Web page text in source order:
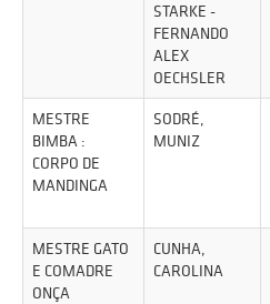
STARKE -
FERNANDO
ALEX
OECHSLER
MESTRE
BIMBA :
CORPO DE
MANDINGA
SODRÉ,
MUNIZ
MESTRE GATO
E COMADRE
ONÇA
CUNHA,
CAROLINA